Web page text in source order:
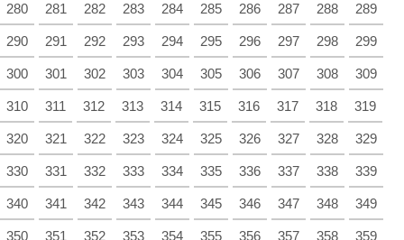
280 281 282 283 284 285 286 287 288 289
290 291 292 293 294 295 296 297 298 299
300 301 302 303 304 305 306 307 308 309
310 311 312 313 314 315 316 317 318 319
320 321 322 323 324 325 326 327 328 329
330 331 332 333 334 335 336 337 338 339
340 341 342 343 344 345 346 347 348 349
350 351 352 353 354 355 356 357 358 359